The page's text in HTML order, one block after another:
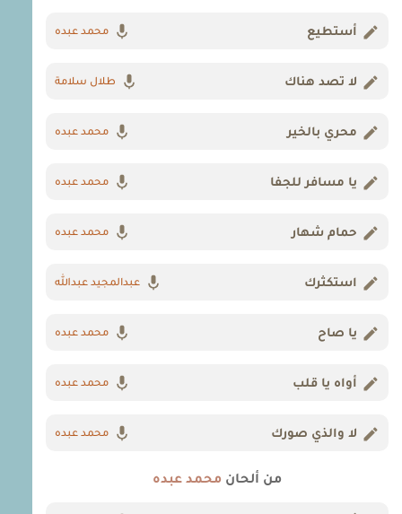
أستطيع محمد عبده
لا تصد هناك طلال سلامة
محري بالخير محمد عبده
يا مسافر للجفا محمد عبده
حمام شهار محمد عبده
استكثرك عبدالمجيد عبدالله
يا صاح محمد عبده
أواه يا قلب محمد عبده
لا والذي صورك محمد عبده
من ألحان محمد عبده